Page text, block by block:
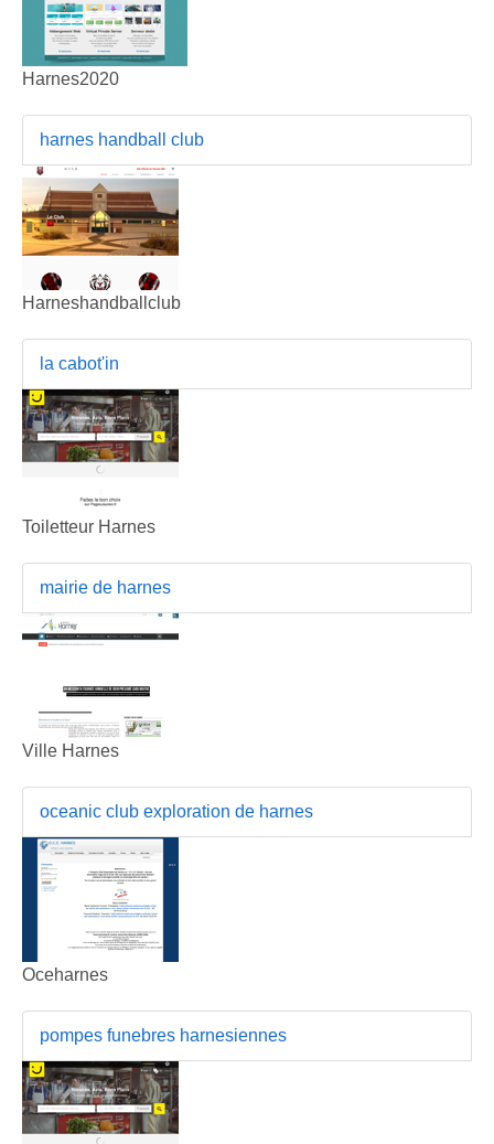
Harnes2020
harnes handball club
Harneshandballclub
la cabot'in
Toiletteur Harnes
mairie de harnes
Ville Harnes
oceanic club exploration de harnes
Oceharnes
pompes funebres harnesiennes